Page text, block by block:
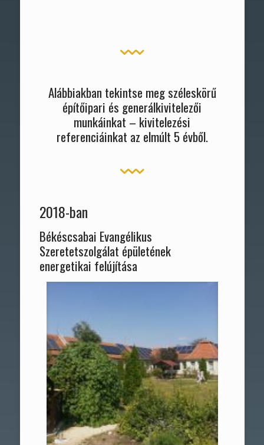
Alábbiakban tekintse meg széleskörű
építőipari és generálkivitelezői
munkáinkat – kivitelezési
referenciáinkat az elmúlt 5 évből.
2018-ban
Békéscsabai Evangélikus
Szeretetszolgálat épületének
energetikai felújítása